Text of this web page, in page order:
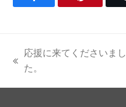
F
c
b
P
n
e
previous
応援に来てくださいまし
た。